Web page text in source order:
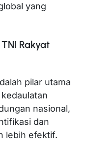
yang
Rakyat
pilar utama
nasional,
dan
lebih efektif.